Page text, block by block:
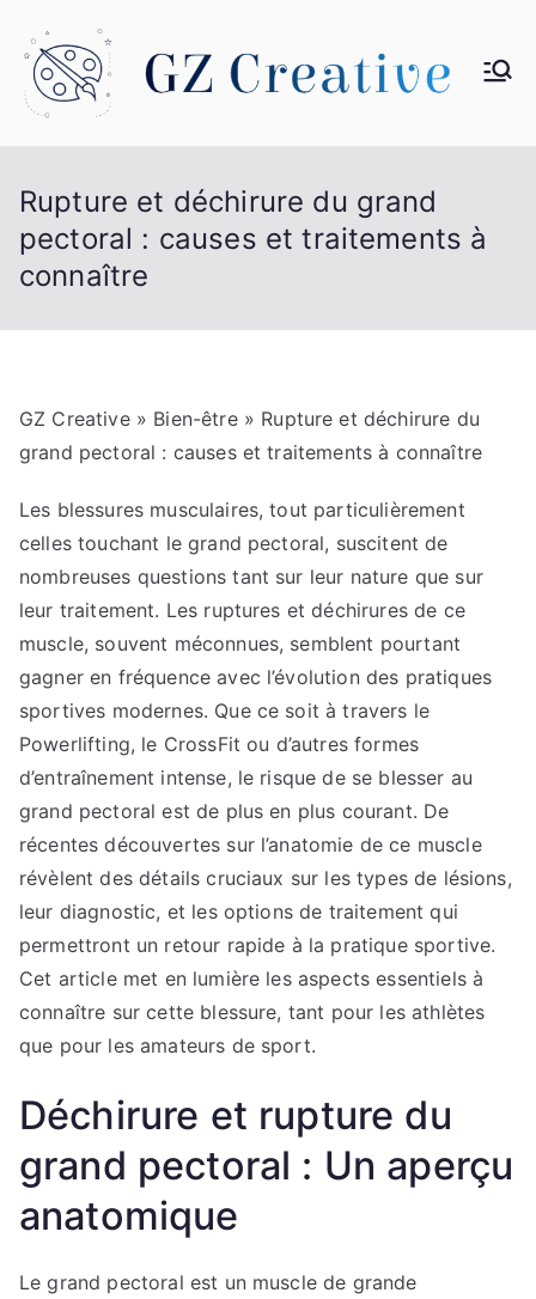
contenu
Cr
e
Rupture et déchirure du grand
pectoral : causes et traitements à
connaître
GZ Creative» Bien-être» Rupture et déchirure du
grand pectoral : causes et traitements à connaître
Les blessures musculaires, tout particulièrement
celles touchant le grand pectoral, suscitent de
nombreuses questions tant sur leur nature que sur
leur traitement. Les ruptures et déchirures de ce
muscle, souvent méconnues, semblent pourtant
gagner en fréquence avec l’évolution des pratiques
sportives modernes. Que ce soit à travers le
Powerlifting, le CrossFit ou d’autres formes
d’entraînement intense, le risque de se blesser au
grand pectoral est de plus en plus courant. De
récentes découvertes sur l’anatomie de ce muscle
révèlent des détails cruciaux sur les types de lésions,
leur diagnostic, et les options de traitement qui
permettront un retour rapide à la pratique sportive.
Cet article met en lumière les aspects essentiels à
connaître sur cette blessure, tant pour les athlètes
que pour les amateurs de sport.
Déchirure et rupture du
grand pectoral : Un aperçu
anatomique
Le grand pectoral est un muscle de grande